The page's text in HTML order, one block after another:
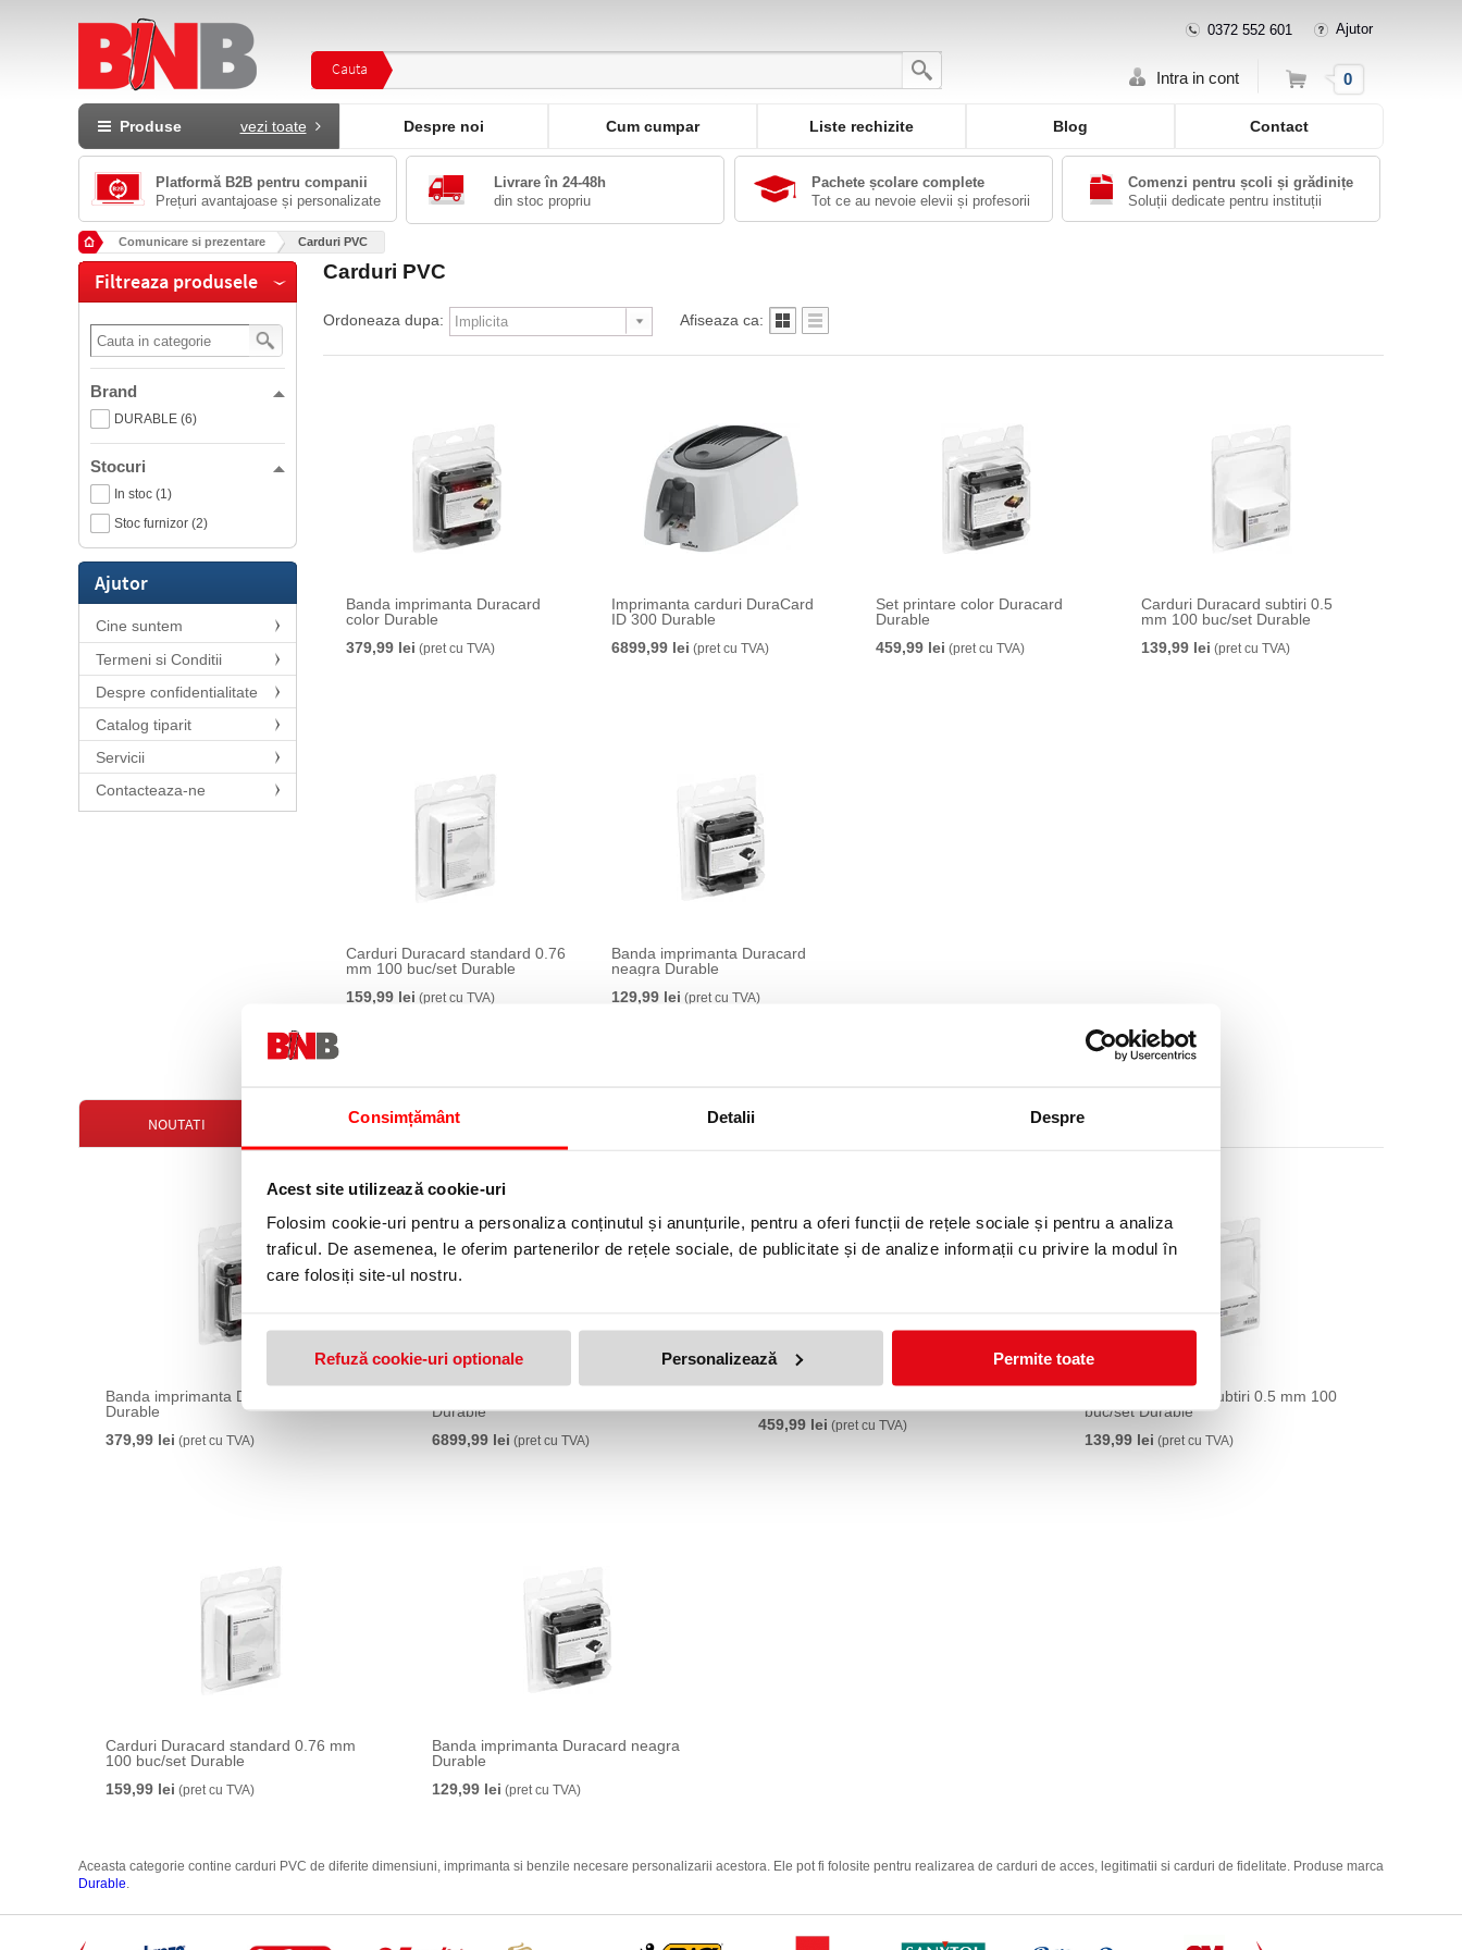
Consimțământ Detalii Despre
Acest site utilizează cookie-uri
Folosim cookie-uri pentru a personaliza conținutul și anunțurile, pentru a oferi funcții de rețele sociale și pentru a analiza
traficul. De asemenea, le oferim partenerilor de rețele sociale, de publicitate și de analize informații cu privire la modul în
care folosiți site-ul nostru.
Refuză cookie-uri optionale Personalizează Permite toate
Cauta
0372 552 601 Ajutor
Intra in cont Cos 0
Produse vezi toate Despre noi Cum cumpar Liste rechizite Blog Contact
Platformă B2B pentru companii
Prețuri avantajoase și personalizate
Livrare în 24-48h
din stoc propriu
Pachete școlare complete
Tot ce au nevoie elevii și profesorii
Comenzi pentru școli și grădinițe
Soluții dedicate pentru instituții
Comunicare si prezentare Carduri PVC
Filtreaza produsele
Brand
DURABLE (6)
Stocuri
In stoc (1)
Stoc furnizor (2)
Ajutor
Cine suntem
Termeni si Conditii
Despre confidentialitate
Catalog tiparit
Servicii
Contacteaza-ne
Carduri PVC
Ordoneaza dupa: Afiseaza ca:
Banda imprimanta Duracard
color Durable
379,99 lei (pret cu TVA)
Imprimanta carduri DuraCard
ID 300 Durable
6899,99 lei (pret cu TVA)
Set printare color Duracard
Durable
459,99 lei (pret cu TVA)
Carduri Duracard subtiri 0.5
mm 100 buc/set Durable
139,99 lei (pret cu TVA)
Carduri Duracard standard 0.76
mm 100 buc/set Durable
159,99 lei (pret cu TVA)
Banda imprimanta Duracard
neagra Durable
129,99 lei (pret cu TVA)
NOUTATI OFERTE
Banda imprimanta Duracard color
Durable
379,99 lei (pret cu TVA)
Durable
6899,99 lei (pret cu TVA)
459,99 lei (pret cu TVA)
Carduri Duracard subtiri 0.5 mm 100
buc/set Durable
139,99 lei (pret cu TVA)
Carduri Duracard standard 0.76 mm
100 buc/set Durable
159,99 lei (pret cu TVA)
Banda imprimanta Duracard neagra
Durable
129,99 lei (pret cu TVA)
Aceasta categorie contine carduri PVC de diferite dimensiuni, imprimanta si benzile necesare personalizarii acestora. Ele pot fi folosite pentru realizarea de carduri de acces, legitimatii si carduri de fidelitate. Produse marca
Durable.